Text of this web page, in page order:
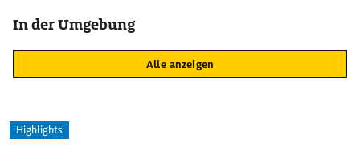
In der Umgebung
Alle anzeigen
Highlights